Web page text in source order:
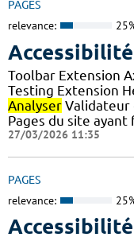
PAGES
relevance:
Accessibilité
Toolbar Extension
Testing Extension
Analyser Validateur
Pages du site
27/03/2026 11:35
PAGES
relevance:
Accessibilité